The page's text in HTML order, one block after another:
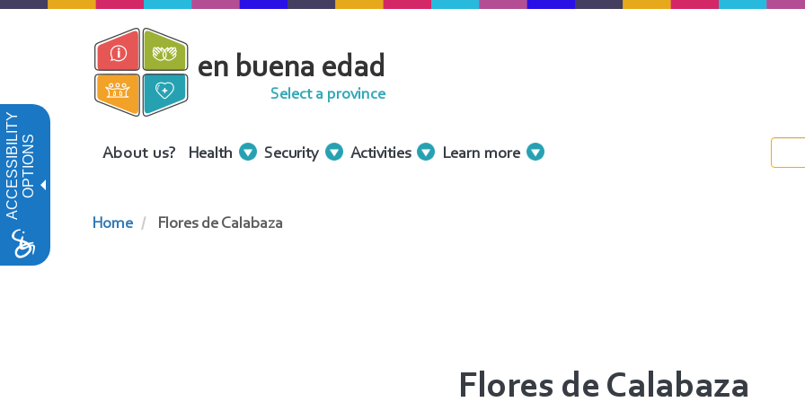
ACCESSIBILITYOPTIONS
Skip
en buena edad
Select a province
Menu
About us? Health Security Activities Learn more
Home Flores de Calabaza
Flores de Calabaza